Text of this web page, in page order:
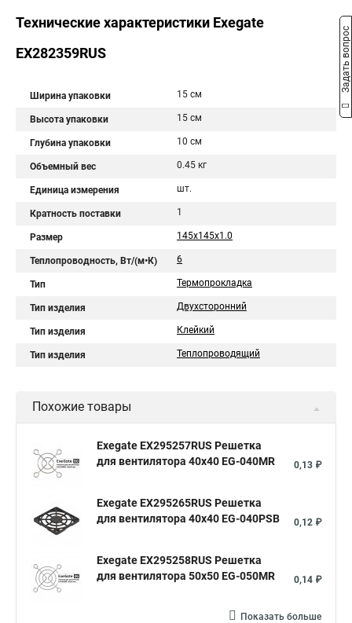
Технические характеристики Exegate
EX282359RUS
Ширина упаковки 15 см
Высота упаковки 15 см
Глубина упаковки 10 см
Объемный вес 0.45 кг
Единица измерения шт.
Кратность поставки 1
Размер 145x145x1.0
Теплопроводность, Вт/(м•К) 6
Тип Термопрокладка
Тип изделия Двухсторонний
Тип изделия Клейкий
Тип изделия Теплопроводящий
Похожие товары
Exegate EX295257RUS Решетка
для вентилятора 40x40 EG-040MR
0,13 ₽
Exegate EX295265RUS Решетка
для вентилятора 40x40 EG-040PSB
0,12 ₽
Exegate EX295258RUS Решетка
для вентилятора 50х50 EG-050MR
0,14 ₽
Показать больше
Задать вопрос